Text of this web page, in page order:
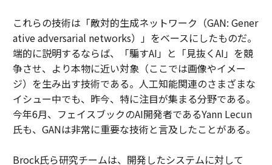
これらの技術は「敵対的生成ネットワーク（GAN: Gener
ative adversarial networks）」をベースにしたものだ。
端的に説明するならば、「騙すAI」と「見抜くAI」を競
争させ、より本物に近い対象（ここでは画像やイメー
ジ）を生み出す技術である。人工知能関連のさまざまな
イシュー中でも、昨今、特に注目が集まる分野である。
今年6月、フェイスブックのAI開発者であるYann Lecun
氏も、GANは非常に重要な技術と言及したことがある。
Brock氏ら研究チームは、開発したシステムに対して